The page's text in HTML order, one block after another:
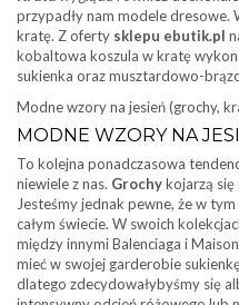
przypadły nam modele dresowe.
kratę. Z oferty sklepu ebutik.pl
kobaltowa koszula w kratę
sukienka oraz musztardowo-
Modne wzory na jesień (grochy,
MODNE WZORY NA
To kolejna ponadczasowa
niewiele z nas. Grochykojarzą się
Jesteśmy jednak pewne, że w
całym świecie. W swoich
między innymi Balenciaga i
mieć w swojej garderobie
dlatego zdecydowałybyśmy się